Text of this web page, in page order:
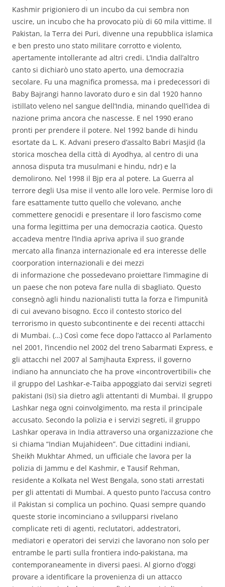
Kashmir prigioniero di un incubo da cui sembra non
uscire, un incubo che ha provocato più di 60 mila vittime. Il
Pakistan, la Terra dei Puri, divenne una repubblica islamica
e ben presto uno stato militare corrotto e violento,
apertamente intollerante ad altri credi. L’India dall’altro
canto si dichiarò uno stato aperto, una democrazia
secolare. Fu una magnifica promessa, ma i predecessori di
Baby Bajrangi hanno lavorato duro e sin dal 1920 hanno
istillato veleno nel sangue dell’India, minando quell’idea di
nazione prima ancora che nascesse. E nel 1990 erano
pronti per prendere il potere. Nel 1992 bande di hindu
esortate da L. K. Advani presero d’assalto Babri Masjid (la
storica moschea della città di Ayodhya, al centro di una
annosa disputa tra musulmani e hindu, ndr) e la
demolirono. Nel 1998 il Bjp era al potere. La Guerra al
terrore degli Usa mise il vento alle loro vele. Permise loro di
fare esattamente tutto quello che volevano, anche
commettere genocidi e presentare il loro fascismo come
una forma legittima per una democrazia caotica. Questo
accadeva mentre l’India apriva apriva il suo grande
mercato alla finanza internazionale ed era interesse delle
coorporation internazionali e dei mezzi
di informazione che possedevano proiettare l’immagine di
un paese che non poteva fare nulla di sbagliato. Questo
consegnò agli hindu nazionalisti tutta la forza e l’impunità
di cui avevano bisogno. Ecco il contesto storico del
terrorismo in questo subcontinente e dei recenti attacchi
di Mumbai. (…) Così come fece dopo l’attacco al Parlamento
nel 2001, l’incendio nel 2002 del treno Sabarmati Express, e
gli attacchi nel 2007 al Samjhauta Express, il governo
indiano ha annunciato che ha prove «incontrovertibili» che
il gruppo del Lashkar-e-Taiba appoggiato dai servizi segreti
pakistani (Isi) sia dietro agli attentanti di Mumbai. Il gruppo
Lashkar nega ogni coinvolgimento, ma resta il principale
accusato. Secondo la polizia e i servizi segreti, il gruppo
Lashkar operava in India attraverso una organizzazione che
si chiama “Indian Mujahideen”. Due cittadini indiani,
Sheikh Mukhtar Ahmed, un ufficiale che lavora per la
polizia di Jammu e del Kashmir, e Tausif Rehman,
residente a Kolkata nel West Bengala, sono stati arrestati
per gli attentati di Mumbai. A questo punto l’accusa contro
il Pakistan si complica un pochino. Quasi sempre quando
queste storie incominciano a svilupparsi rivelano
complicate reti di agenti, reclutatori, addestratori,
mediatori e operatori dei servizi che lavorano non solo per
entrambe le parti sulla frontiera indo-pakistana, ma
contemporaneamente in diversi paesi. Al giorno d’oggi
provare a identificare la provenienza di un attacco